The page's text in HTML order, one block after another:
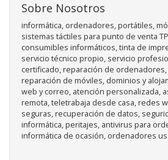
Sobre Nosotros
informática, ordenadores, portátiles,
sistemas táctiles para punto de venta
consumibles informáticos, tinta de
servicio técnico propio, servicio
certificado, reparación de ordenadores,
reparación de móviles, dominios y
web y correo, atención personalizada,
remota, teletrabaja desde casa, redes
seguras, recuperación de datos,
informática, peritajes, antivirus para
informática de ocasión, ordenadores